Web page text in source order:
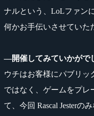
ナルという、LoLファン
何かお手伝いさせていた
―開催してみていかがで
ウチはお客様にパブリッ
ではなく、ゲームをプレ
て、今回 Rascal Jesterの